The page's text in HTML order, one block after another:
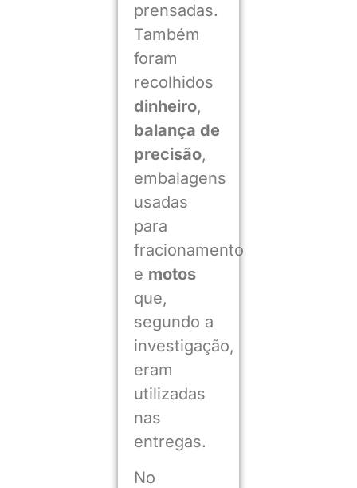
prensadas.
Também
foram
recolhidos
dinheiro,
balança de
precisão,
embalagens
usadas
para
fracionamento
e motos
que,
segundo a
investigação,
eram
utilizadas
nas
entregas.
No